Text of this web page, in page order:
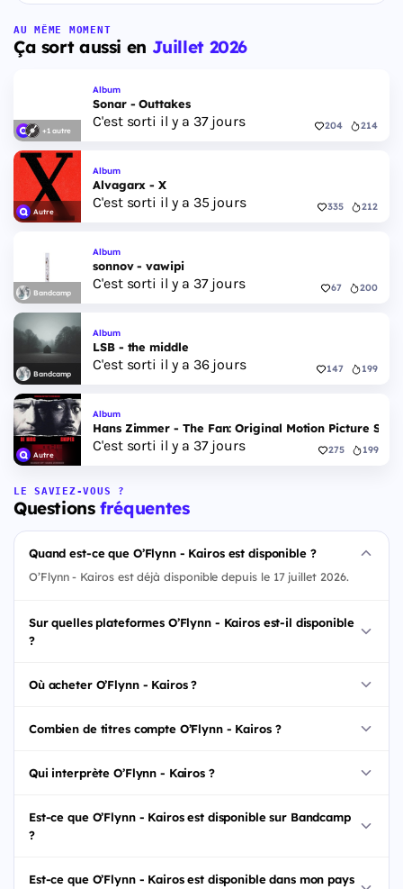
AU MÊME MOMENT
Ça sort aussi en Juillet 2026
+1 autre
Album
Sonar - Outtakes
C'est sorti il y a 37 jours 204 214
Autre
Album
Alvagarx - X
C'est sorti il y a 35 jours 335 212
Bandcamp
Album
sonnov - vawipi
C'est sorti il y a 37 jours 67 200
Bandcamp
Album
LSB - the middle
C'est sorti il y a 36 jours 147 199
Autre
Album
Hans Zimmer - The Fan: Original Motion Picture
C'est sorti il y a 37 jours 275 199
LE SAVIEZ-VOUS ?
Questionsfréquentes
Quand est-ce que O’Flynn - Kairos est disponible ?
O’Flynn - Kairos est déjà disponible depuis le 17 juillet 2026.
Sur quelles plateformes O’Flynn - Kairos est-il disponible
?
Où acheter O’Flynn - Kairos ?
Combien de titres compte O’Flynn - Kairos ?
Qui interprète O’Flynn - Kairos ?
Est-ce que O’Flynn - Kairos est disponible sur Bandcamp
?
Est-ce que O’Flynn - Kairos est disponible dans mon pays